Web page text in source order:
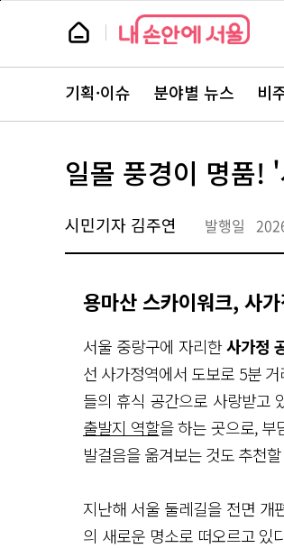
본
뉴
스
뉴
스
주
서
바
로
기획·이슈 분야별 뉴스 비
일몰 풍경이 명품!
시민기자 김주연 발행일
용마산 스카이워크, 사
서울 중랑구에 자리한사가정
선 사가정역에서 도보로 5분
들의 휴식 공간으로 사랑받고
출발지 역할을 하는 곳으로, 부
발걸음을 옮겨보는 것도 추천
지난해 서울 둘레길을 전면 개
의 새로운 명소로 떠오르고 있
페